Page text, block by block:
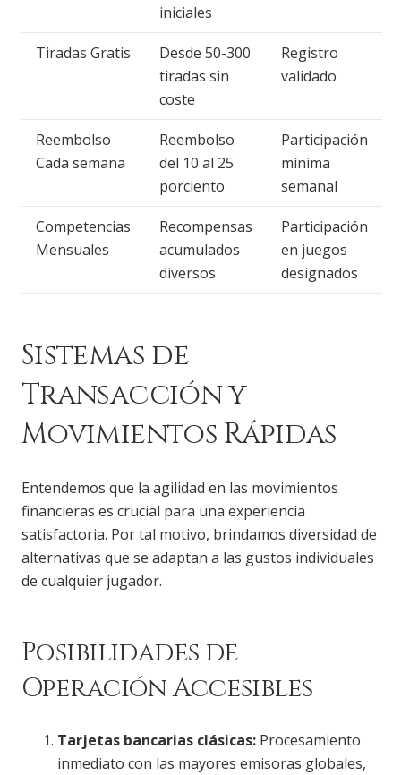
iniciales
Tiradas Gratis
Desde 50-300
tiradas sin
coste
Registro
validado
Reembolso
Cada semana
Reembolso
del 10 al 25
porciento
Participación
mínima
semanal
Competencias
Mensuales
Recompensas
acumulados
diversos
Participación
en juegos
designados
Sistemas de
Transacción y
Movimientos Rápidas
Entendemos que la agilidad en las movimientos
financieras es crucial para una experiencia
satisfactoria. Por tal motivo, brindamos diversidad de
alternativas que se adaptan a las gustos individuales
de cualquier jugador.
Posibilidades de
Operación Accesibles
Tarjetas bancarias clásicas: Procesamiento
inmediato con las mayores emisoras globales,